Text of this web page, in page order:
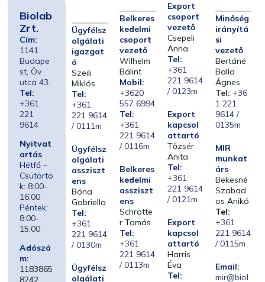
Biolab
Zrt.
Cím:
1141
Budape
st, Öv
utca 43.
Tel:
+361
221
9614
Nyitvat
artás
Hétfő –
Csütörtö
k: 8:00-
16:00
Péntek:
8:00-
15:00
Adószá
m:
1183865
8242
Ügyfélsz
olgálati
igazgat
ó
Szeili
Miklós
Tel:
+361
221 9614
/ 0111m
Ügyfélsz
olgálati
assziszt
ens
Bóna
Gabriella
Tel:
+361
221 9614
/ 0130m
Ügyfélsz
olgálati
Belkeres
kedelmi
csoport
vezető
Wilhelm
Bálint
Mobil:
+3620
557 6994
Tel:
+361
221 9614
/ 0116m
Belkeres
kedelmi
assziszt
ens
Schrötte
r Tamás
Tel:
+361
221 9614
/ 0113m
Export
csoport
vezető
Csepeli
Anna
Tel:
+361
221 9614
/ 0123m
Export
kapcsol
attartó
Tőzsér
Anita
Tel:
+361
221 9614
/ 0121m
Export
kapcsol
attartó
Harris
Éva
Tel:
Minőség
irányítá
si
vezető
Bertáné
Balla
Ágnes
Tel: +36
1 221
9614 /
0135m
MIR
munkat
árs
Bekesné
Szabad
os Anikó
Tel:
+361
221 9614
/ 0115m
Email:
mir@biol